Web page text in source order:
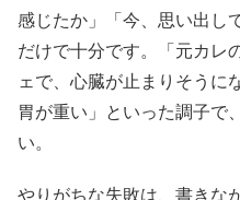
感じたか」「今、思い出し
だけで十分です。「元カレ
ェで、心臓が止まりそうに
胃が重い」といった調子で
い。
やりがちな失敗は、書きな